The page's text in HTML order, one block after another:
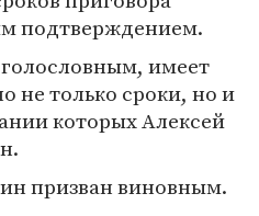
подтверждением.
имеет
не только сроки, но и
которых Алексей
призван виновным.